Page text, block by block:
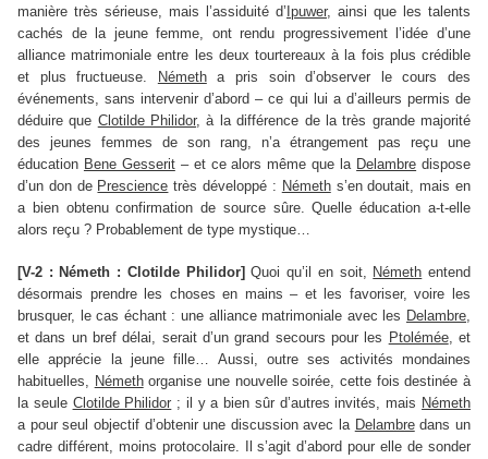
manière très sérieuse, mais l’assiduité d’ Ipuwer, ainsi que les talents
cachés de la jeune femme, ont rendu progressivement l’idée d’une
alliance matrimoniale entre les deux tourtereaux à la fois plus crédible
et plus fructueuse.
Németha pris soin d’observer le cours des
événements, sans intervenir d’abord – ce qui lui a d’ailleurs permis de
déduire que Clotilde Philidor, à la différence de la très grande majorité
des jeunes femmes de son rang, n’a étrangement pas reçu une
éducation Bene Gesserit– et ce alors même que la Delambre dispose
d’un don de Prescience très développé : Némeths’en doutait, mais en
a bien obtenu confirmation de source sûre. Quelle éducation a-t-elle
alors reçu ? Probablement de type mystique…
[V-2 : Németh : Clotilde Philidor] Quoi qu’il en soit, Németh entend
désormais prendre les choses en mains – et les favoriser, voire les
brusquer, le cas échant : une alliance matrimoniale avec les Delambre,
et dans un bref délai, serait d’un grand secours pour les Ptolémée, et
elle apprécie la jeune fille… Aussi, outre ses activités mondaines
habituelles, Némethorganise une nouvelle soirée, cette fois destinée à
la seule Clotilde Philidor ; il y a bien sûr d’autres invités, mais Németh
a pour seul objectif d’obtenir une discussion avec la Delambredans un
cadre différent, moins protocolaire. Il s’agit d’abord pour elle de sonder